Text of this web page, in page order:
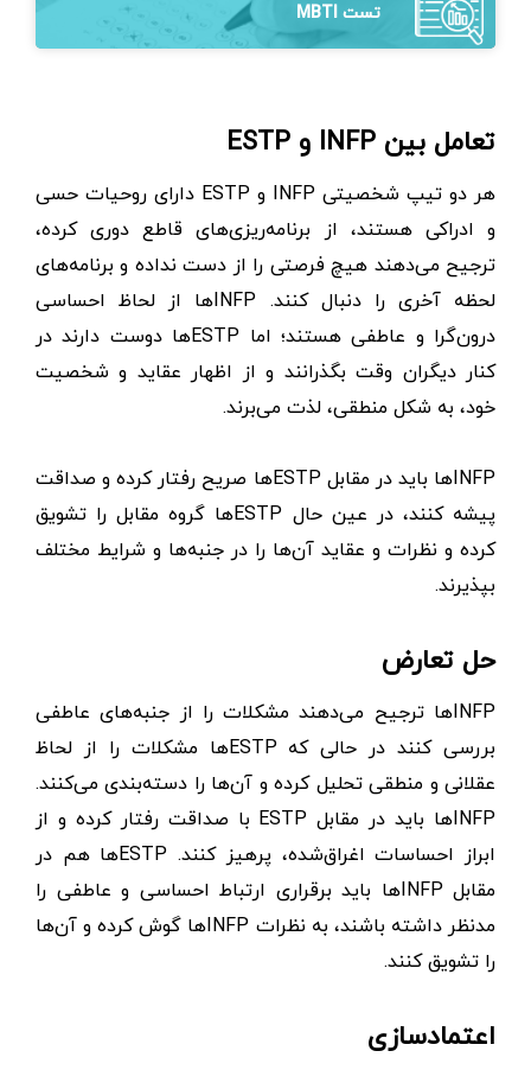
تست MBTI
تعامل بین INFP و ESTP
هر دو تیپ شخصیتی INFP و ESTP دارای روحیات حسی
و ادراکی هستند، از برنامه‌ریزی‌های قاطع دوری کرده،
ترجیح می‌دهند هیچ فرصتی را از دست‌ نداده و برنامه‌های
لحظه آخری را دنبال کنند. INFPها از لحاظ احساسی
درون‌گرا و عاطفی هستند؛ اما ESTPها دوست دارند در
کنار دیگران وقت بگذرانند و از اظهار عقاید و شخصیت
خود، به ‌شکل منطقی، لذت می‌برند.
INFPها باید در مقابل ESTPها صریح رفتار کرده و صداقت
پیشه کنند، در عین حال ESTPها گروه مقابل را تشویق
کرده و نظرات و عقاید آن‌ها را در جنبه‌ها و شرایط مختلف
بپذیرند.
حل تعارض
INFPها ترجیح می‌دهند مشکلات را از جنبه‌های عاطفی
بررسی کنند در حالی که ESTPها مشکلات را از لحاظ
عقلانی و منطقی تحلیل کرده و آن‌ها را دسته‌بندی می‌کنند.
INFPها باید در مقابل ESTP با صداقت رفتار کرده و از
ابراز احساسات اغراق‌شده، پرهیز کنند. ESTPها هم در
مقابل INFPها باید برقراری ارتباط احساسی و عاطفی را
مدنظر داشته باشند، به نظرات INFPها گوش‌ کرده و آن‌ها
را تشویق کنند.
اعتمادسازی